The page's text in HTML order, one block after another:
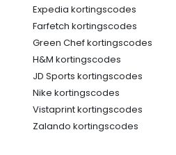
Expedia kortingscodes
Farfetch kortingscodes
Green Chef kortingscodes
H&M kortingscodes
JD Sports kortingscodes
Nike kortingscodes
Vistaprint kortingscodes
Zalando kortingscodes